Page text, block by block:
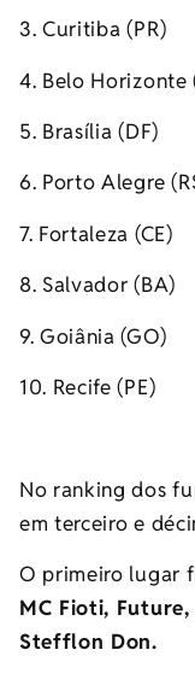
3. Curitiba (PR)
4. Belo Horizonte
5. Brasília (DF)
6. Porto Alegre
7. Fortaleza (CE)
8. Salvador (BA)
9. Goiânia (GO)
10. Recife (PE)
No ranking dos
em terceiro e
O primeiro lugar
MC Fioti,
Stefflon Don.